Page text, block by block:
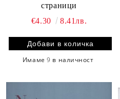
страници
€4.30
8.41лв.
Имаме9 в наличност